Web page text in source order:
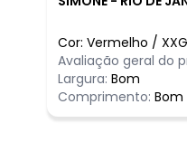
Cor: Vermelho / XXG
Avaliação geral do
Largura: Bom
Comprimento: Bom